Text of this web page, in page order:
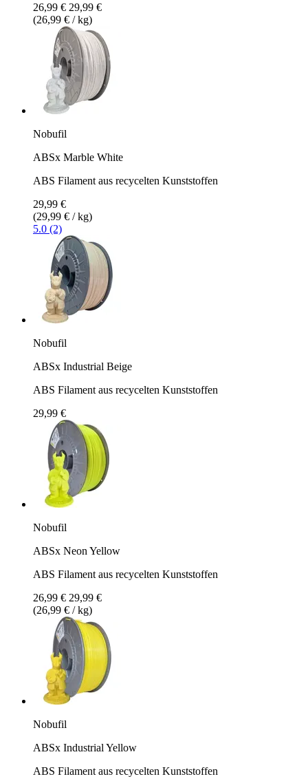
26,99 € 29,99 €
(26,99 € / kg)
Nobufil
ABSx Marble White
ABS Filament aus recycelten Kunststoffen
29,99 €
(29,99 € / kg)
5.0 (2)
Nobufil
ABSx Industrial Beige
ABS Filament aus recycelten Kunststoffen
29,99 €
Nobufil
ABSx Neon Yellow
ABS Filament aus recycelten Kunststoffen
26,99 € 29,99 €
(26,99 € / kg)
Nobufil
ABSx Industrial Yellow
ABS Filament aus recycelten Kunststoffen